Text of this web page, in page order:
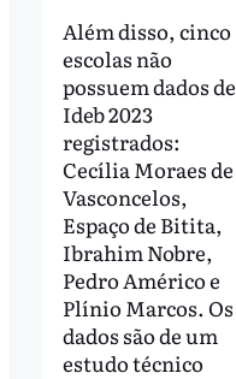
Além disso, cinco
escolas não
possuem dados de
Ideb 2023
registrados:
Cecília Moraes de
Vasconcelos,
Espaço de Bitita,
Ibrahim Nobre,
Pedro Américo e
Plínio Marcos. Os
dados são de um
estudo técnico